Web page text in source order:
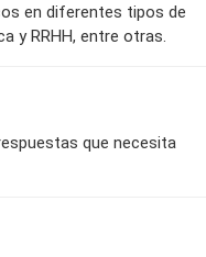
en diferentes tipos de
y RRHH, entre otras.
que necesita